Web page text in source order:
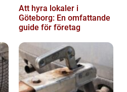
Att hyra lokaler i
Göteborg: En omfattande
guide för företag